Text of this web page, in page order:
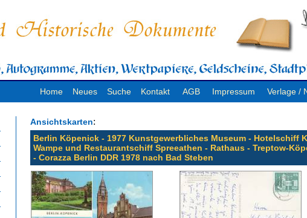
Home Neues Suche Kontakt AGB Impressum Verlage /
Ansichtskarten:
Berlin Köpenick - 1977 Kunstgewerbliches Museum - Hotelschiff
Wampe und Restaurantschiff Spreeathen - Rathaus - Treptow-
- Corazza Berlin DDR 1978 nach Bad Steben